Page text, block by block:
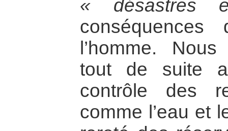
« désastres
l’homme.
tout de suite
contrôle des
comme l’eau et